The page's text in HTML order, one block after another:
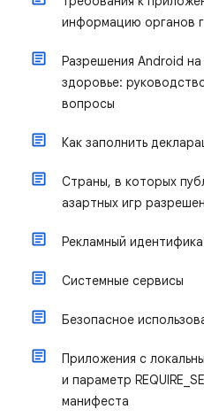
информацию органов
Разрешения Android
здоровье:
вопросы
Как заполнить
Страны, в которых
азартных игр
Рекламный
Системные сервисы
Безопасное
Приложения с
и параметр
манифеста